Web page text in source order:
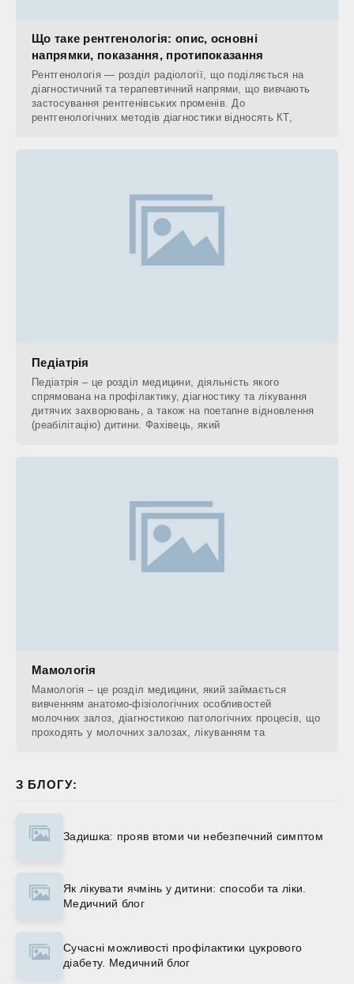
Що таке рентгенологія: опис, основні
напрямки, показання, протипоказання
Рентгенологія — розділ радіології, що поділяється на
діагностичний та терапевтичний напрями, що вивчають
застосування рентгенівських променів. До
рентгенологічних методів діагностики відносять КТ,
Педіатрія
Педіатрія – це розділ медицини, діяльність якого
спрямована на профілактику, діагностику та лікування
дитячих захворювань, а також на поетапне відновлення
(реабілітацію) дитини. Фахівець, який
Мамологія
Мамологія – це розділ медицини, який займається
вивченням анатомо-фізіологічних особливостей
молочних залоз, діагностикою патологічних процесів, що
проходять у молочних залозах, лікуванням та
З БЛОГУ:
Задишка: прояв втоми чи небезпечний симптом
Як лікувати ячмінь у дитини: способи та ліки.
Медичний блог
Сучасні можливості профілактики цукрового
діабету. Медичний блог